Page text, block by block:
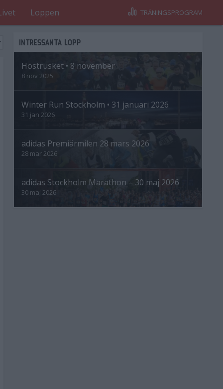
Loppen TRÄNINGSPROGRAM
INTRESSANTA LOPP
Höstrusket • 8 november
8 nov 2025
Winter Run Stockholm • 31 januari 2026
31 jan 2026
adidas Premiärmilen 28 mars 2026
28 mar 2026
adidas Stockholm Marathon – 30 maj 2026
30 maj 2026